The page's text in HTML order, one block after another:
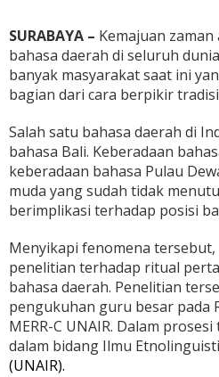
i
s
e
b
a
a
i
U
p
a
y
P
e
l
e
s
a
r
SURABAYA– Kemajuan
bahasa daerah di seluruh
banyak masyarakat saat ini
bagian dari cara berpikir
Salah satu bahasa daerah di
bahasa Bali. Keberadaan
keberadaan bahasa Pulau
muda yang sudah tidak
berimplikasi terhadap posisi
Menyikapi fenomena tersebut,
penelitian terhadap ritual
bahasa daerah. Penelitian
pengukuhan guru besar pada
MERR-C UNAIR. Dalam
dalam bidang Ilmu
(UNAIR).